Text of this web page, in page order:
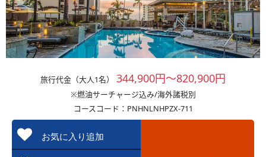
旅行代金（大人1名） 344,900円～820,900円
※燃油サーチャージ込み/海外諸税別
コースコード：PNHNLNHPZX-711
お気に入り追加